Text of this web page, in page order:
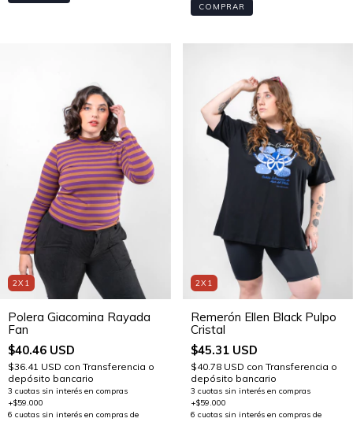
COMPRAR
2X1
Polera Giacomina Rayada
Fan
$40.46 USD
$36.41 USD con Transferencia o
depósito bancario
2X1
Remerón Ellen Black Pulpo
Cristal
$45.31 USD
$40.78 USD con Transferencia o
depósito bancario